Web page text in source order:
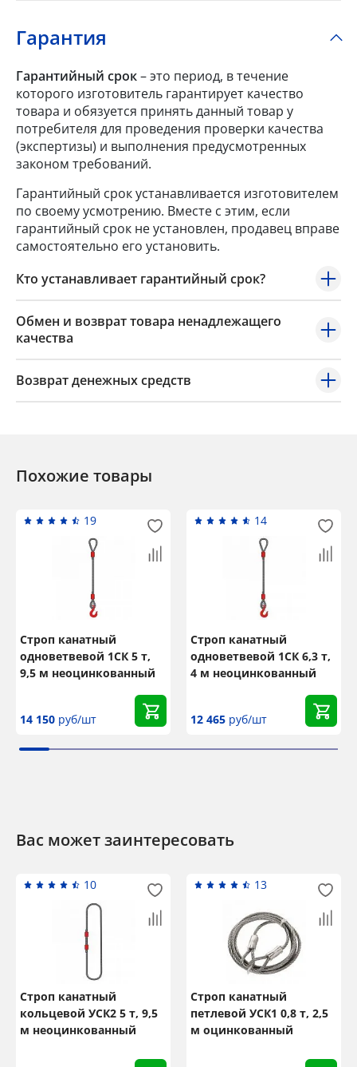
Гарантия
Гарантийный срок– это период, в течение
которого изготовитель гарантирует качество
товара и обязуется принять данный товар у
потребителя для проведения проверки качества
(экспертизы) и выполнения предусмотренных
законом требований.
Гарантийный срок устанавливается изготовителем
по своему усмотрению. Вместе с этим, если
гарантийный срок не установлен, продавец вправе
самостоятельно его установить.
Кто устанавливает гарантийный срок?
Обмен и возврат товара ненадлежащего
качества
Возврат денежных средств
Похожие товары
19
Строп канатный
одноветвевой 1СК 5 т,
9,5 м неоцинкованный
14 150 руб/шт
14
Строп канатный
одноветвевой 1СК 6,3 т,
4 м неоцинкованный
12 465 руб/шт
Вас может заинтересовать
10
Строп канатный
кольцевой УСК2 5 т, 9,5
м неоцинкованный
13
Строп канатный
петлевой УСК1 0,8 т, 2,5
м оцинкованный